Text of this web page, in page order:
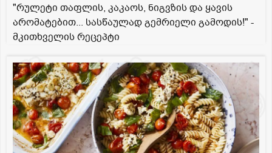
"რულეტი თაფლის, კაკაოს, ნიგვზის და ყავის
არომატებით... სასწაულად გემრიელი გამოდის!" -
მკითხველის რეცეპტი